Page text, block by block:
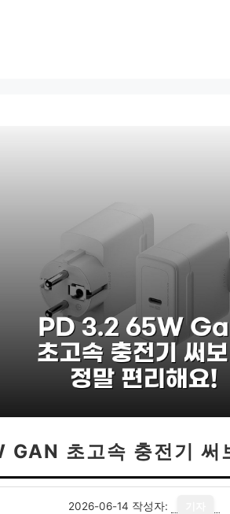
초고속 충전기 써
2026-06-14 작성자: